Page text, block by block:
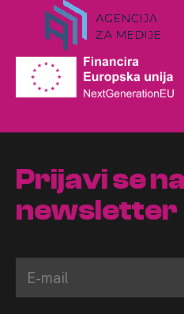
Prijavi se
newsletter